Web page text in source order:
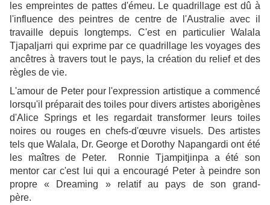
les empreintes de pattes d'émeu. Le quadrillage est dû à
l'influence des peintres de centre de l'Australie avec il
travaille depuis longtemps. C'est en particulier Walala
Tjapaljarri qui exprime par ce quadrillage les voyages des
ancêtres à travers tout le pays, la création du relief et des
règles de vie.
L'amour de Peter pour l'expression artistique a commencé
lorsqu'il préparait des toiles pour divers artistes aborigènes
d'Alice Springs et les regardait transformer leurs toiles
noires ou rouges en chefs-d'œuvre visuels. Des artistes
tels que Walala, Dr. George et Dorothy Napangardi ont été
les maîtres de Peter. Ronnie Tjampitjinpa a été son
mentor car c'est lui qui a encouragé Peter à peindre son
propre « Dreaming » relatif au pays de son grand-
père.